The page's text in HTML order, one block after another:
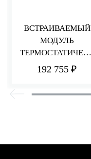
ВСТРАИВАЕМЫЙ
МОДУЛЬ
ТЕРМОСТАТИЧЕСК
ОГО СМЕСИТЕЛЯ
192 755 ₽